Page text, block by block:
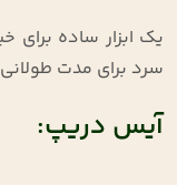
یک ابزار ساده
سرد برای مدت طولانی (بین ۱۲ تا
آیس دریپ: